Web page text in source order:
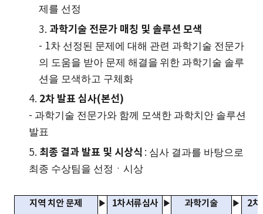
제를 선정
3. 과학기술 전문가 매칭 및 솔루션 모색
- 1차 선정된 문제에 대해 관련 과학기술 전문가
의 도움을 받아 문제 해결을 위한 과학기술 솔루
션을 모색하고 구체화
4. 2차 발표 심사(본선)
- 과학기술 전문가와 함께 모색한 과학치안 솔루션
발표
5. 최종 결과 발표 및 시상식 : 심사 결과를 바탕으로
최종 수상팀을 선정ㆍ시상
지역 치안 문제
▶ 1차 서류 심사 ▶
과학기술
▶ 2차